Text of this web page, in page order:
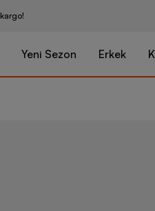
kargo!
Yeni Sezon Erkek